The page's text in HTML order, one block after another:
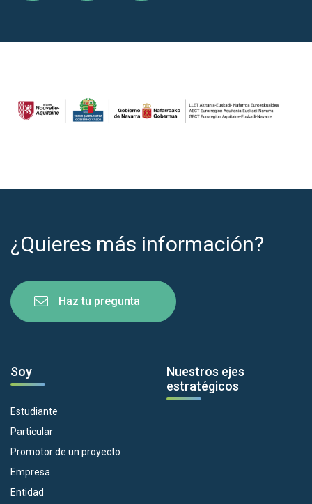
¿Quieres más información?
Haz tu pregunta
Soy
Estudiante
Particular
Promotor de un proyecto
Empresa
Entidad
Nuestros ejes
estratégicos